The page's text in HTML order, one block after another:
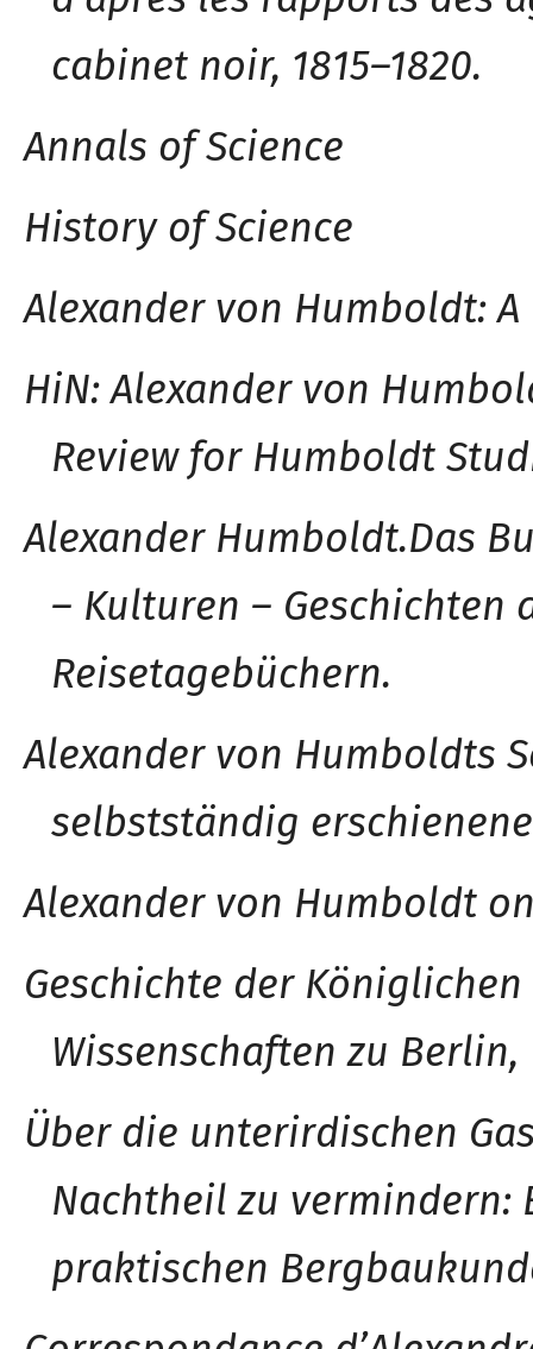
cabinet noir, 1815–1820.
Annals of Science
History of Science
Alexander von Humboldt:
HiN: Alexander von
Review for Humboldt
Alexander Humboldt.Das
– Kulturen – Geschichten
Reisetagebüchern.
Alexander von Humboldts
selbstständig
Alexander von Humboldt
Geschichte der
Wissenschaften zu Berlin,
Über die unterirdischen
Nachtheil zu vermindern:
praktischen